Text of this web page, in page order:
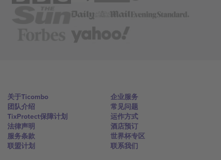
关于Ticombo
团队介绍
TixProtect保障计划
法律声明
服务条款
联盟计划
企业服务
常见问题
运作方式
酒店预订
世界杯专区
联系我们